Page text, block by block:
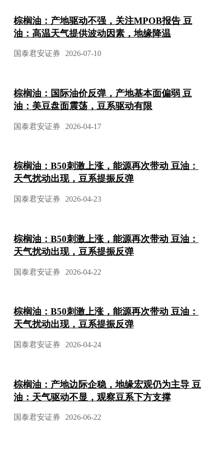
棕榈油：产地驱动不强，关注MPOB报告 豆
油：高温天气提供波动因素，地缘降温
国泰君安证券 2026-07-10
棕榈油：国际油价反弹，产地基本面偏弱 豆
油：美豆盘面震荡，豆系驱动有限
国泰君安证券 2026-04-17
棕榈油：B50刺激上涨，能源再次带动 豆油：
天气扰动出现，豆系提振反弹
国泰君安证券 2026-04-23
棕榈油：B50刺激上涨，能源再次带动 豆油：
天气扰动出现，豆系提振反弹
国泰君安证券 2026-04-22
棕榈油：B50刺激上涨，能源再次带动 豆油：
天气扰动出现，豆系提振反弹
国泰君安证券 2026-04-24
棕榈油：产地边际企稳，地缘宏观仍为主导 豆
油：天气驱动不显，观察豆系下方支撑
国泰君安证券 2026-06-22